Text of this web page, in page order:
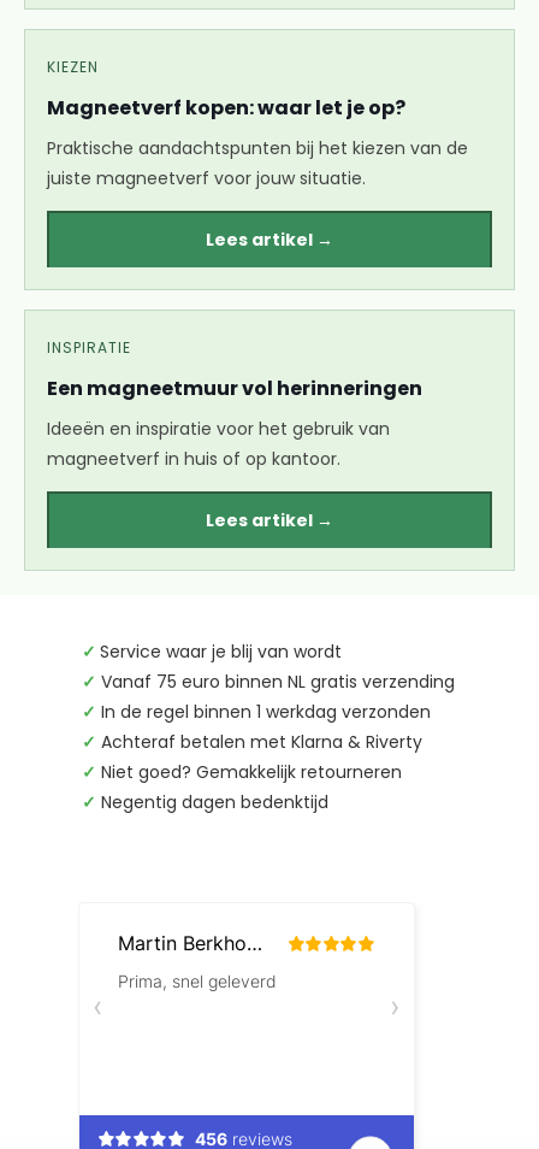
KIEZEN
Magneetverf kopen: waar let je op?
Praktische aandachtspunten bij het kiezen van de
juiste magneetverf voor jouw situatie.
Lees artikel →
INSPIRATIE
Een magneetmuur vol herinneringen
Ideeën en inspiratie voor het gebruik van
magneetverf in huis of op kantoor.
Lees artikel →
✓ Service waar je blij van wordt
✓ Vanaf 75 euro binnen NL gratis verzending
✓ In de regel binnen 1 werkdag verzonden
✓ Achteraf betalen met Klarna & Riverty
✓ Niet goed? Gemakkelijk retourneren
✓ Negentig dagen bedenktijd